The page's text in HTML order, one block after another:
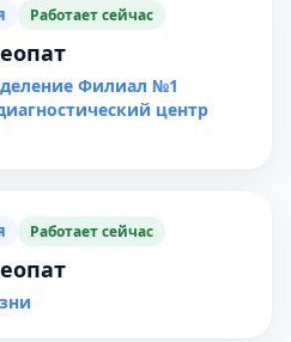
Работает сейчас
Филиал №1
центр
Работает сейчас